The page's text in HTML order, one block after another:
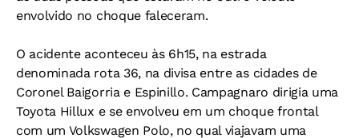
envolvido no choque faleceram.
O acidente aconteceu às 6h15, na estrada
denominada rota 36, na divisa entre as cidades de
Coronel Baigorria e Espinillo. Campagnaro dirigia uma
Toyota Hillux e se envolveu em um choque frontal
com um Volkswagen Polo, no qual viajavam uma